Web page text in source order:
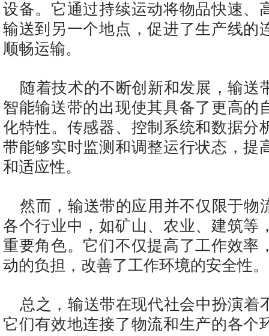
设备。它通过持续运动将物品快速、
输送到另一个地点，促进了生产线的
顺畅运输。
随着技术的不断创新和发展，输送
智能输送带的出现使其具备了更高的
化特性。传感器、控制系统和数据分
带能够实时监测和调整运行状态，提
和适应性。
然而，输送带的应用并不仅限于物
各个行业中，如矿山、农业、建筑等
重要角色。它们不仅提高了工作效率
动的负担，改善了工作环境的安全性。
总之，输送带在现代社会中扮演着
它们有效地连接了物流和生产的各个